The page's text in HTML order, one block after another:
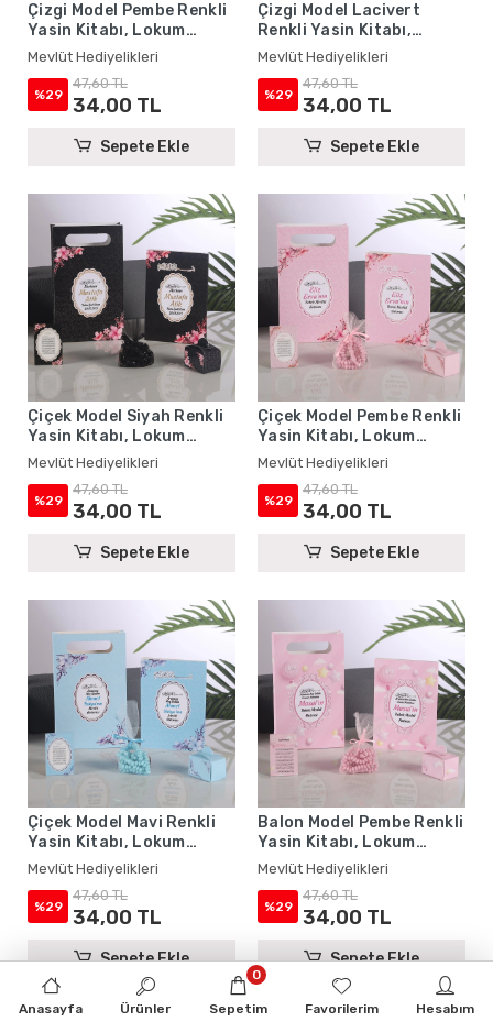
Çizgi Model Pembe Renkli
Yasin Kitabı, Lokum
Kutusu, Magnet, Karton
Çanta ve Tesbih - Mevlüt
Hediyelikleri
Mevlüt Hediyelikleri
%29
47,60 TL
34,00 TL
Sepete Ekle
Çizgi Model Lacivert
Renkli Yasin Kitabı,
Lokum Kutusu, Magnet,
Karton Çanta ve Tesbih -
Mevlüt Hediyelikleri
Mevlüt Hediyelikleri
%29
47,60 TL
34,00 TL
Sepete Ekle
Çiçek Model Siyah Renkli
Yasin Kitabı, Lokum
Kutusu, Magnet, Karton
Çanta ve Tesbih - Mevlüt
Hediyelikleri
Mevlüt Hediyelikleri
%29
47,60 TL
34,00 TL
Sepete Ekle
Çiçek Model Pembe Renkli
Yasin Kitabı, Lokum
Kutusu, Magnet, Karton
Çanta ve Tesbih - Mevlüt
Hediyelikleri
Mevlüt Hediyelikleri
%29
47,60 TL
34,00 TL
Sepete Ekle
Çiçek Model Mavi Renkli
Yasin Kitabı, Lokum
Kutusu, Magnet, Karton
Çanta ve Tesbih - Mevlüt
Hediyelikleri
Mevlüt Hediyelikleri
%29
47,60 TL
34,00 TL
Sepete Ekle
Balon Model Pembe Renkli
Yasin Kitabı, Lokum
Kutusu, Magnet, Karton
Çanta ve Tesbih - Mevlüt
Hediyelikleri
Mevlüt Hediyelikleri
%29
47,60 TL
34,00 TL
Sepete Ekle
Anasayfa Ürünler Sepetim
0
Favorilerim Hesabım